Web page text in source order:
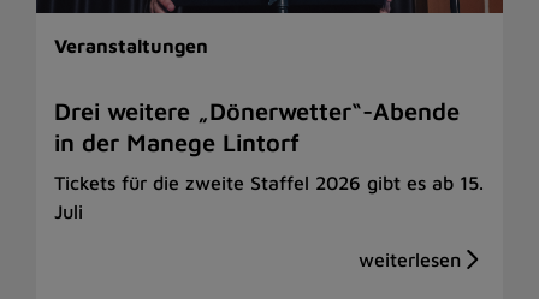
Veranstaltungen
Drei weitere „Dönerwetter“-Abende
in der Manege Lintorf
Tickets für die zweite Staffel 2026 gibt es ab 15.
Juli